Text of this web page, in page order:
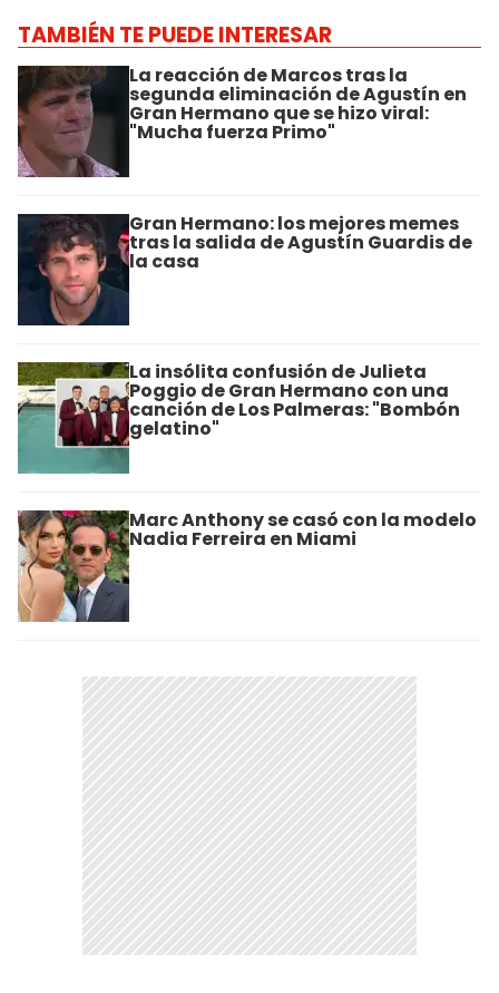
TAMBIÉN TE PUEDE INTERESAR
La reacción de Marcos tras la
segunda eliminación de Agustín en
Gran Hermano que se hizo viral:
"Mucha fuerza Primo"
Gran Hermano: los mejores memes
tras la salida de Agustín Guardis de
la casa
La insólita confusión de Julieta
Poggio de Gran Hermano con una
canción de Los Palmeras: "Bombón
gelatino"
Marc Anthony se casó con la modelo
Nadia Ferreira en Miami